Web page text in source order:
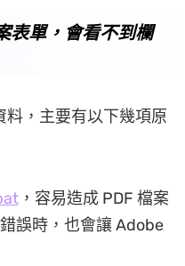
表單，會看不到欄
，主要有以下幾項原
，容易造成 PDF 檔案
誤時，也會讓 Adobe